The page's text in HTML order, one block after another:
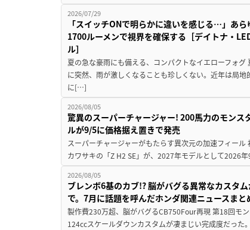
2026/07/29
「スイッチONで明らかに違いを感じる…」あ
1700ルーメンで視界を確保する［デイトナ・
ル］
夏の急な豪雨にも備える、コンパクトなイエローフォ
に突然、雨が激しくなることも珍しくない。近年は局
に[…]
2026/08/05
驚異のスーパーチャージャー! 200馬力のモン
ルが9/5に価格据え置きで発売
スーパーチャージャーがもたらす異次元の加速フィール
カワサキの「Z H2 SE」が、2027年モデルとして2026
2026/08/05
ブレンボ6基のカブ!? 脳がバグる異常なカスタ
で。7月に話題を呼んだホンダ関連ニュースまと
製作費230万超、脳がバグるCB750Four再現 第18回モ
124ccスケールダウンカスタムが凄まじい完成度だっ